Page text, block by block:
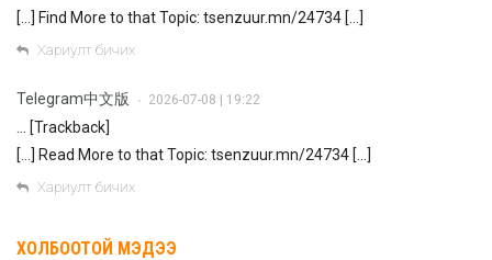
[…] Find More to that Topic: tsenzuur.mn/24734 […]
Хариулт бичих
Telegram中文版 • 2026-07-08 | 19:22
… [Trackback]
[…] Read More to that Topic: tsenzuur.mn/24734 […]
Хариулт бичих
ХОЛБООТОЙ МЭДЭЭ